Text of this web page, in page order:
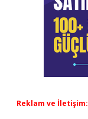
Reklam ve İletişim: